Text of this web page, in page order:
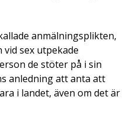
anmälningsplikten,
sex utpekade
de stöter på i sin
anledning att anta att
i landet, även om det är